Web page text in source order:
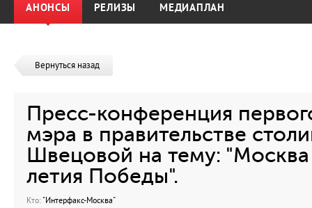
АНОНСЫ РЕЛИЗЫ МЕДИАПЛАН
Вернуться назад
Пресс-конференция
мэра в правительстве
Швецовой на тему:
летия Победы".
Кто: "Интерфакс-Москва"